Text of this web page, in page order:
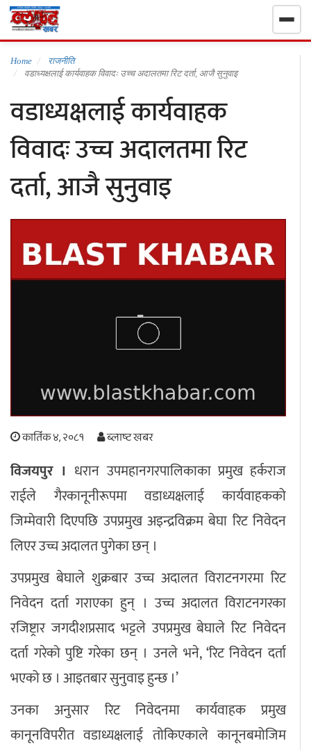
गृहपृष्ठ
निर्वाचन खबर
समाचार
राजनीति
राष्ट्रिय
खेलकुद
थप विभाग
छापा संस्करण अर्थ बिचार
अन्तर्राष्ट्रिय / प्रवास
अन्तरवार्ता संस्कृति साहित्य
ब्लग/रिभ्यु
राशिफल
Home
राजनीति
वडाध्यक्षलाई कार्यवाहक विवादः उच्च अदालतमा रिट दर्ता, आजै सुनुवाइ
वडाध्यक्षलाई कार्यवाहक
विवादः उच्च अदालतमा रिट
दर्ता, आजै सुनुवाइ
कार्तिक ४, २०८१ ब्लाष्ट खबर
विजयपुर । धरान उपमहानगरपालिकाका प्रमुख हर्कराज
राईले गैरकानूनीरूपमा वडाध्यक्षलाई कार्यवाहकको
जिम्मेवारी दिएपछि उपप्रमुख अइन्द्रविक्रम बेघा रिट निवेदन
लिएर उच्च अदालत पुगेका छन् ।
उपप्रमुख बेघाले शुक्रबार उच्च अदालत विराटनगरमा रिट
निवेदन दर्ता गराएका हुन् । उच्च अदालत विराटनगरका
रजिष्ट्रार जगदीशप्रसाद भट्टले उपप्रमुख बेघाले रिट निवेदन
दर्ता गरेको पुष्टि गरेका छन् । उनले भने, ‘रिट निवेदन दर्ता
भएको छ । आइतबार सुनुवाइ हुन्छ ।’
उनका अनुसार रिट निवेदनमा कार्यवाहक प्रमुख
कानूनविपरीत वडाध्यक्षलाई तोकिएकाले कानूनबमोजिम